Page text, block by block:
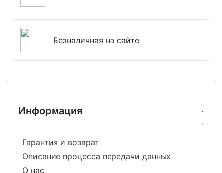
Безналичная на сайте
Информация
Гарантия и возврат
Описание процесса передачи данных
О нас